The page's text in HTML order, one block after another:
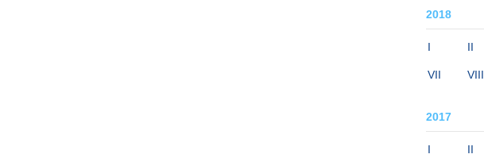
2018
I II
VII VIII
2017
I II